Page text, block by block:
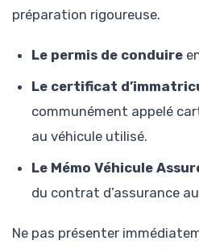
préparation rigoureuse.
Le permis de conduire
Le certificat
communément appelé
au véhicule utilisé.
Le Mémo Véhicule
du contrat d’assurance
Ne pas présenter